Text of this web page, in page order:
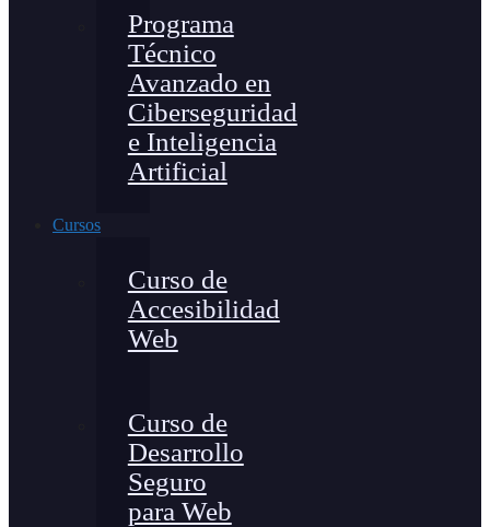
Programa
Técnico
Avanzado en
Ciberseguridad
e Inteligencia
Artificial
Cursos
Curso de
Accesibilidad
Web
Curso de
Desarrollo
Seguro
para Web